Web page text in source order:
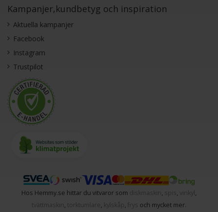
Kampanjer,kundbetyg och inspiration
Aktuella kampanjer
Facebook
Instagram
Trustpilot
Hos Hemmy.se hittar du vitvaror som diskmaskin , spis , vinkyl ,
tvättmaskin , torktumlare , kylskåp , frys och mycket mer.